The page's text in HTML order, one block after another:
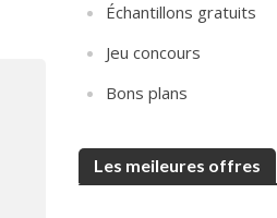
Échantillons gratuits
Jeu concours
Bons plans
Les meileures offres